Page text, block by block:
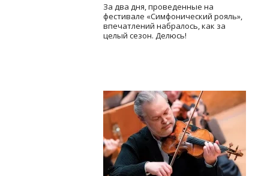
За два дня, проведенные на
фестивале «Симфонический рояль»,
впечатлений набралось, как за
целый сезон. Делюсь!